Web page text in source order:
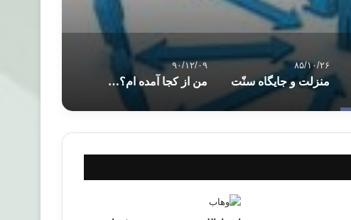
۸۵/۱۰/۲۶
منزلت و جايگاه سنّت
۹۰/۱۲/۰۹
من از کجا آمده ام؟ خدا از کجا آمده است ؟